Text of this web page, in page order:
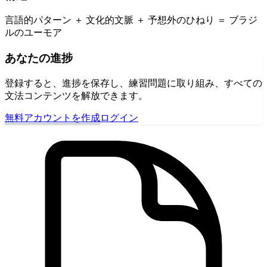
言語的パターン ＋ 文化的文脈 ＋ 予想外のひねり ＝ ブラジ
ルのユーモア
あなたの進捗
登録すると、進捗を保存し、練習問題に取り組み、すべての
文法コンテンツを解放できます。
無料アカウントを作成ログイン